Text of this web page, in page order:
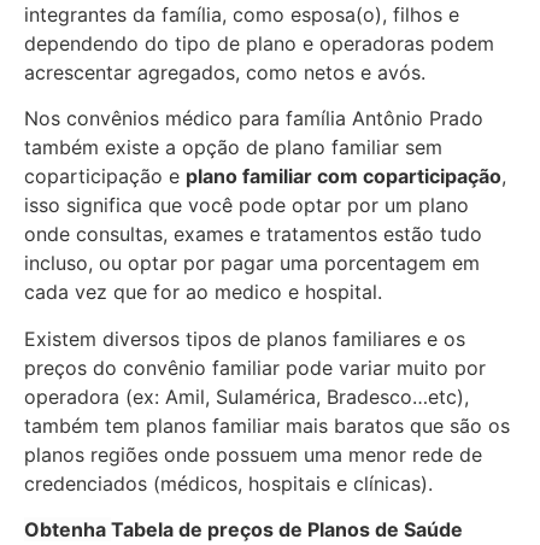
integrantes da família, como esposa(o), filhos e
dependendo do tipo de plano e operadoras podem
acrescentar agregados, como netos e avós.
Nos convênios médico para família Antônio Prado
também existe a opção de plano familiar sem
coparticipação e plano familiar com coparticipação,
isso significa que você pode optar por um plano
onde consultas, exames e tratamentos estão tudo
incluso, ou optar por pagar uma porcentagem em
cada vez que for ao medico e hospital.
Existem diversos tipos de planos familiares e os
preços do convênio familiar pode variar muito por
operadora (ex: Amil, Sulamérica, Bradesco…etc),
também tem planos familiar mais baratos que são os
planos regiões onde possuem uma menor rede de
credenciados (médicos, hospitais e clínicas).
Obtenha Tabela de preços de Planos de Saúde